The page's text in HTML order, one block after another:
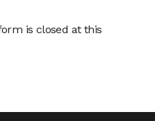
is closed at this